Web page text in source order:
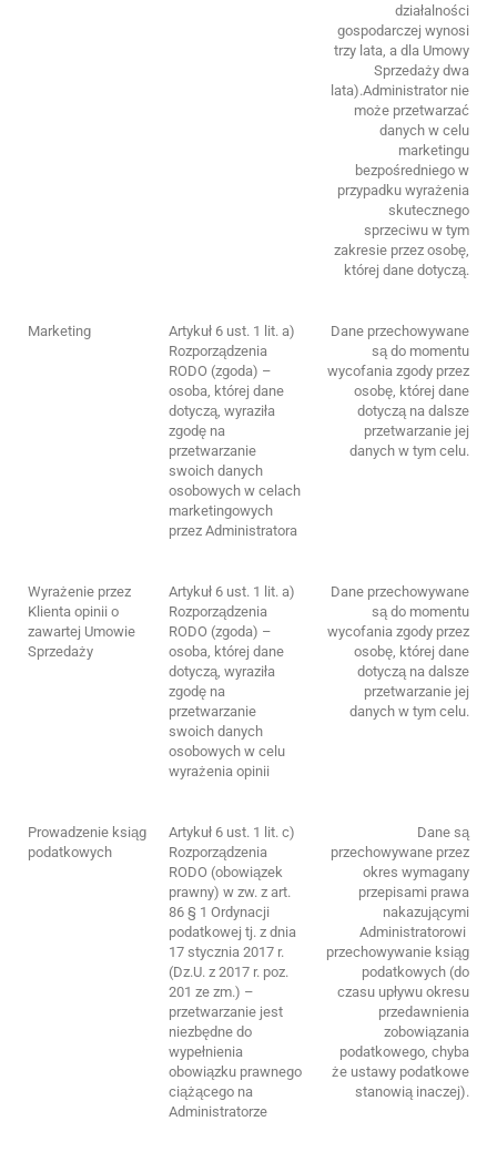
działalności
gospodarczej wynosi
trzy lata, a dla Umowy
Sprzedaży dwa
lata).Administrator nie
może przetwarzać
danych w celu
marketingu
bezpośredniego w
przypadku wyrażenia
skutecznego
sprzeciwu w tym
zakresie przez osobę,
której dane dotyczą.
Marketing
Artykuł 6 ust. 1 lit. a)
Rozporządzenia
RODO (zgoda) –
osoba, której dane
dotyczą, wyraziła
zgodę na
przetwarzanie
swoich danych
osobowych w celach
marketingowych
przez Administratora
Dane przechowywane
są do momentu
wycofania zgody przez
osobę, której dane
dotyczą na dalsze
przetwarzanie jej
danych w tym celu.
Wyrażenie przez
Klienta opinii o
zawartej Umowie
Sprzedaży
Artykuł 6 ust. 1 lit. a)
Rozporządzenia
RODO (zgoda) –
osoba, której dane
dotyczą, wyraziła
zgodę na
przetwarzanie
swoich danych
osobowych w celu
wyrażenia opinii
Dane przechowywane
są do momentu
wycofania zgody przez
osobę, której dane
dotyczą na dalsze
przetwarzanie jej
danych w tym celu.
Prowadzenie ksiąg
podatkowych
Artykuł 6 ust. 1 lit. c)
Rozporządzenia
RODO (obowiązek
prawny) w zw. z art.
86 § 1 Ordynacji
podatkowej tj. z dnia
17 stycznia 2017 r.
(Dz.U. z 2017 r. poz.
201 ze zm.) –
przetwarzanie jest
niezbędne do
wypełnienia
obowiązku prawnego
ciążącego na
Administratorze
Dane są
przechowywane przez
okres wymagany
przepisami prawa
nakazującymi
Administratorowi
przechowywanie ksiąg
podatkowych (do
czasu upływu okresu
przedawnienia
zobowiązania
podatkowego, chyba
że ustawy podatkowe
stanowią inaczej).